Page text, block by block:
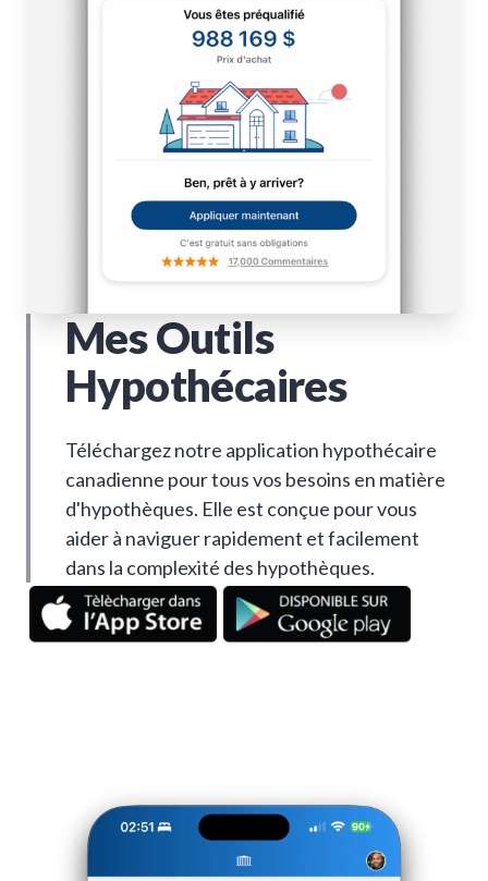
Mes Outils
Hypothécaires
Téléchargez notre application hypothécaire
canadienne pour tous vos besoins en matière
d'hypothèques. Elle est conçue pour vous
aider à naviguer rapidement et facilement
dans la complexité des hypothèques.